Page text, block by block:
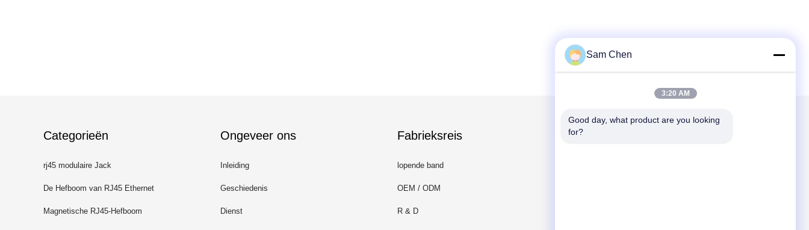
Categorieën
rj45 modulaire Jack
De Hefboom van RJ45 Ethernet
Magnetische RJ45-Hefboom
Ongeveer ons
Inleiding
Geschiedenis
Dienst
Fabrieksreis
lopende band
OEM / ODM
R & D
Mail ons
Sam Chen
3:20 AM
Good day, what product are you looking
for?